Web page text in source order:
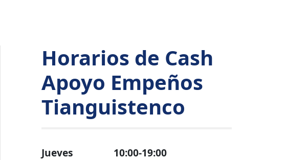
Horarios de Cash
Apoyo Empeños
Tianguistenco
Jueves
10:00-19:00